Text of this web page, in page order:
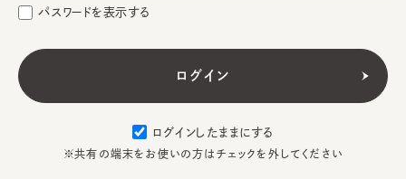
パスワードを表示する
ログインしたままにする
※共有の端末をお使いの方はチェックを外してください